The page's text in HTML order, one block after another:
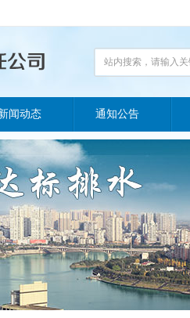
站内搜索，请输入关
闻动态 通知公告